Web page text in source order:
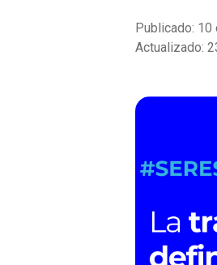
Publicado:
Actualizado: